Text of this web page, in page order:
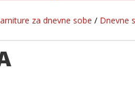
za dnevne sobe / Dnevne